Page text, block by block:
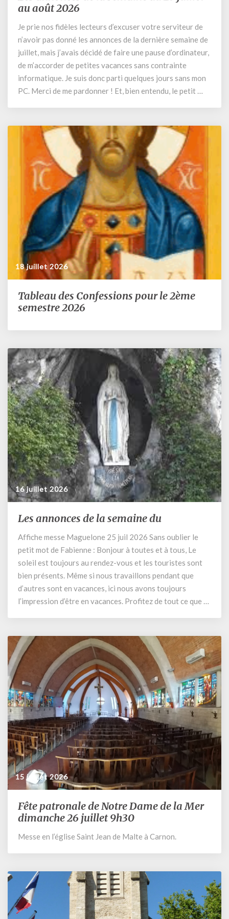
annonces
la
semaine
du
27
juillet
août
2026
au août 2026
Je prie nos fidèles lecteurs d’excuser votre serviteur de
n’avoir pas donné les annonces de la dernière semaine de
juillet, mais j’avais décidé de faire une pause d’ordinateur,
de m’accorder de petites vacances sans contrainte
informatique. Je suis donc parti quelques jours sans mon
PC. Merci de me pardonner ! Et, bien entendu, le petit …
18 juillet 2026
Tableau
des
pour
2ème
semestre
2026
Tableau des Confessions pour le 2ème
semestre 2026
16 juillet 2026
Les
de
la
semaine
du
Les annonces de la semaine du
Affiche messe Maguelone 25 juil 2026 Sans oublier le
petit mot de Fabienne : Bonjour à toutes et à tous, Le
soleil est toujours au rendez-vous et les touristes sont
bien présents. Même si nous travaillons pendant que
d’autres sont en vacances, ici nous avons toujours
l’impression d’être en vacances. Profitez de tout ce que …
15 juillet 2026
Fête
patronale
Notre
la
Mer
dimanche
26
Fête patronale de Notre Dame de la Mer
dimanche 26 juillet 9h30
Messe en l’église Saint Jean de Malte à Carnon.